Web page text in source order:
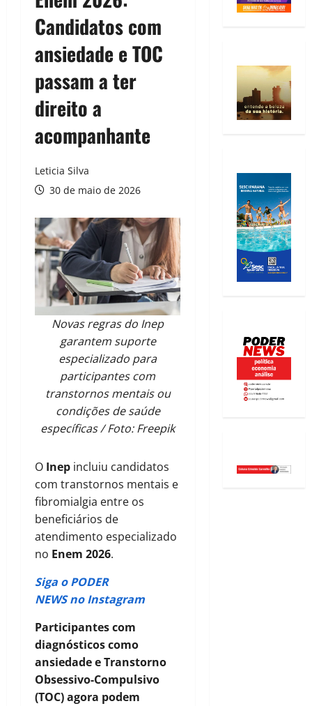
Candidatos com
ansiedade e TOC
passam a ter
direito a
acompanhante
Leticia Silva
30 de maio de 2026
Novas regras do Inep
garantem suporte
especializado para
participantes com
transtornos mentais ou
condições de saúde
específicas / Foto: Freepik
O Inep incluiu candidatos
com transtornos mentais e
fibromialgia entre os
beneficiários de
atendimento especializado
no Enem 2026.
Siga o PODER
NEWS no Instagram
Participantes com
diagnósticos como
ansiedade e Transtorno
Obsessivo-Compulsivo
(TOC) agora podem